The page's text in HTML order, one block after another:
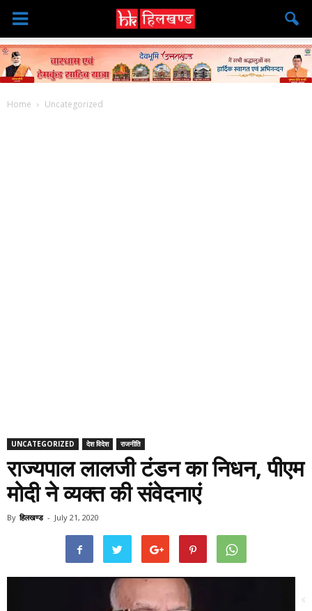
Home Uncategorized
UNCATEGORIZED देश विदेश राजनीति
राज्यपाल लालजी टंडन का निधन, पीएम
मोदी ने व्यक्त की संवेदनाएं
By हिलखण्ड - July 21, 2020